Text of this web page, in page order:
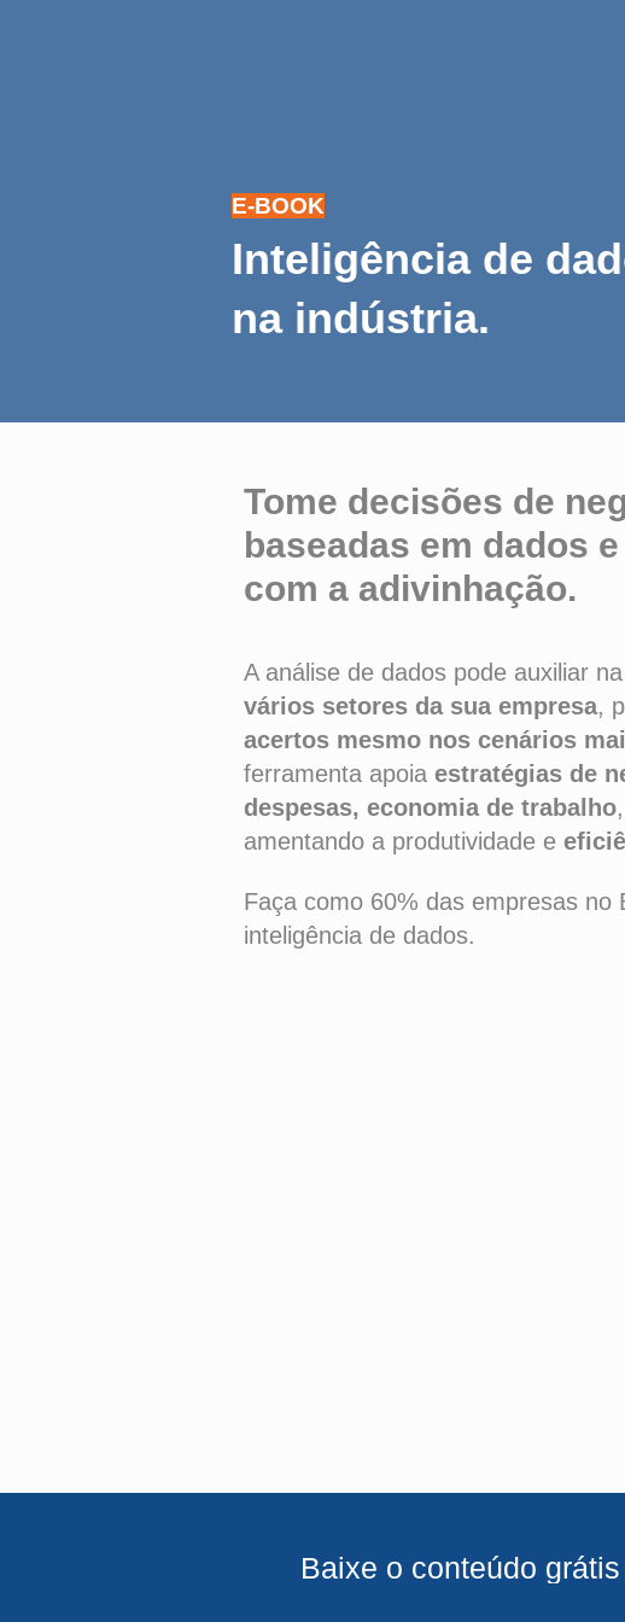
E-BOOK
Inteligência de
na indústria.
Tome decisões de
baseadas em dados
com a adivinhação.
A análise de dados pode auxiliar na
vários setores da sua empresa,
acertos mesmo nos cenários
ferramenta apoia estratégias de
despesas, economia de trabalho
amentando a produtividade e
Faça como 60% das empresas no
inteligência de dados.
Baixe o conteúdo